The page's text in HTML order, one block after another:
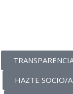
HAZTE SOCIO/A